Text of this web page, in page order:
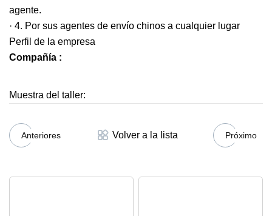
agente.
· 4. Por sus agentes de envío chinos a cualquier lugar
Perfil de la empresa
Compañía :
Muestra del taller:
Anteriores Volver a la lista Próximo